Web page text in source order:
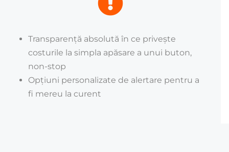
Transparență absolută în ce privește
costurile la simpla apăsare a unui buton,
non-stop
Opțiuni personalizate de alertare pentru a
fi mereu la curent